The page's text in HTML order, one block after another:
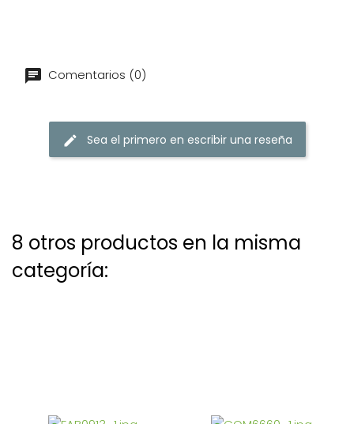
Comentarios (0)
Sea el primero en escribir una reseña
8 otros productos en la misma
categoría: